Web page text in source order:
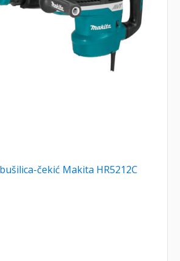
čekić Makita HR5212C